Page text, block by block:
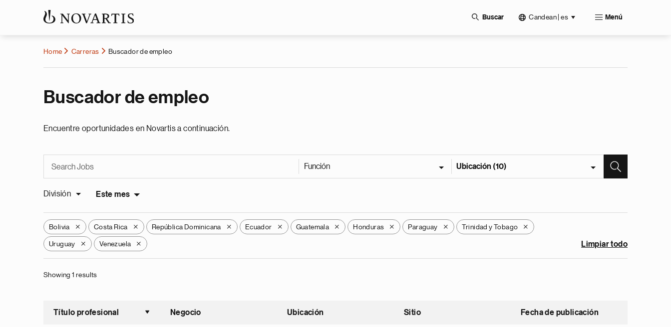
Buscar Candean | es Menú
Home Carreras Buscador de empleo
Buscador de empleo
Encuentre oportunidades en Novartis a continuación.
Función Ubicación (10)
División Este mes
Bolivia X Costa Rica X República Dominicana X Ecuador X Guatemala X Honduras X Paraguay X Trinidad y Tobago X
Uruguay X Venezuela X Limpiar todo
Showing 1 results
Título profesional
Ordenar ascendente
Negocio Ubicación Sitio Fecha de publicación